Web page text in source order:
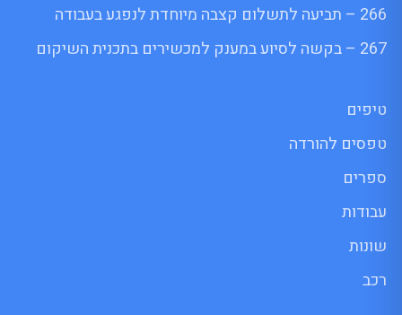
266 – תביעה לתשלום קצבה מיוחדת לנפגע בעבודה
267 – בקשה לסיוע במענק למכשירים בתכנית השיקום
טיפים
טפסים להורדה
ספרים
עבודות
שונות
רכב